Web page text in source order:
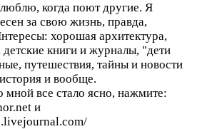
когда поют другие. Я
за свою жизнь, правда,
хорошая архитектура,
детские книги и журналы, "дети
путешествия, тайны и новости
и вообще.
мной все стало ясно, нажмите:
и